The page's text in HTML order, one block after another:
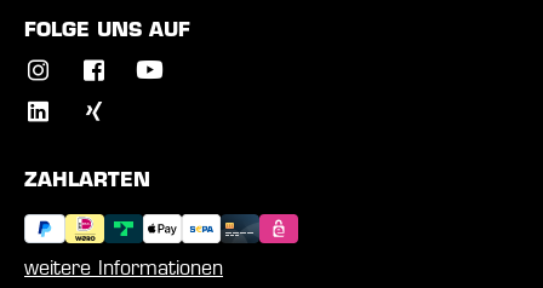
FOLGE UNS AUF
ZAHLARTEN
weitere Informationen